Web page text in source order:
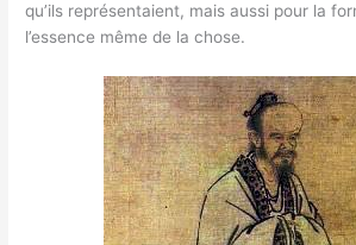
qu’ils représentaient, mais aussi pour la
l’essence même de la chose.